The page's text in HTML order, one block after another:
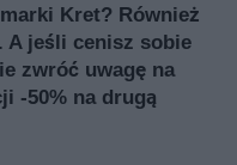
Kret? Również
A jeśli cenisz sobie
zwróć uwagę na
-50% na drugą